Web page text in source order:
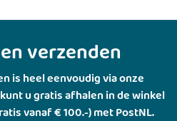
verzenden
is heel eenvoudig via onze
u gratis afhalen in de winkel
vanaf € 100.-) met PostNL.